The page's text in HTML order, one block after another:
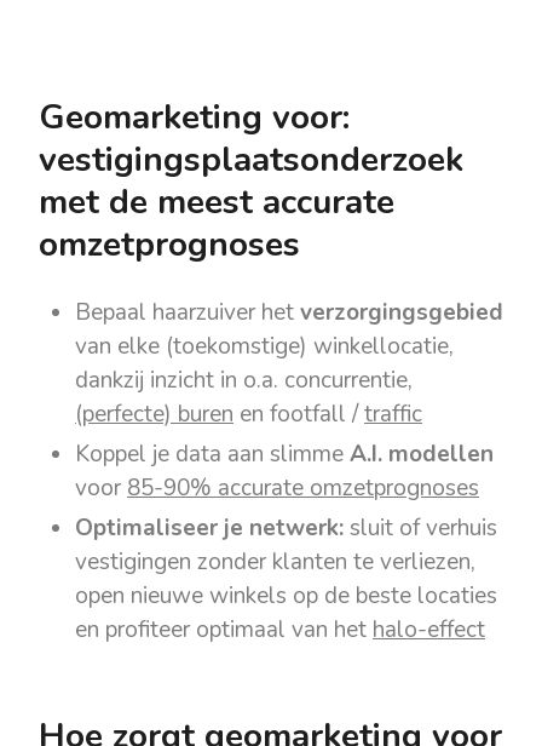
Geomarketing voor:
vestigingsplaatsonderzoek
met de meest accurate
omzetprognoses
Bepaal haarzuiver hetverzorgingsgebied
van elke (toekomstige) winkellocatie,
dankzij inzicht in o.a. concurrentie,
(perfecte) buren en footfall /traffic
Koppel je data aan slimmeA.I. modellen
voor85-90%accurate omzetprognoses
Optimaliseerje netwerk:sluit of verhuis
vestigingen zonder klanten te verliezen,
open nieuwe winkels op de beste locaties
en profiteer optimaal van hethalo-effect
Hoe zorgt geomarketing voor